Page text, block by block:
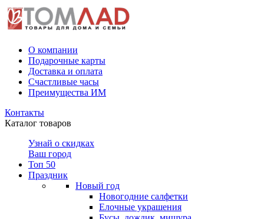
О компании
Подарочные карты
Доставка и оплата
Счастливые часы
Преимущества ИМ
Контакты
Каталог товаров
Узнай о скидках
Ваш город
Топ 50
Праздник
Новый год
Новогодние салфетки
Елочные украшения